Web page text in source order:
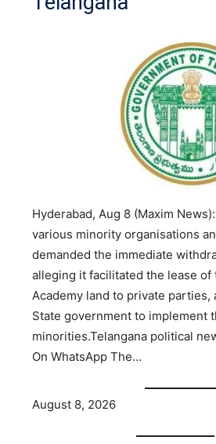
Hyderabad, Aug 8 (Maxim
various minority organisations
demanded the immediate
alleging it facilitated the lease of
Academy land to private parties,
State government to implement
minorities.Telangana political
On WhatsApp The…
August 8, 2026